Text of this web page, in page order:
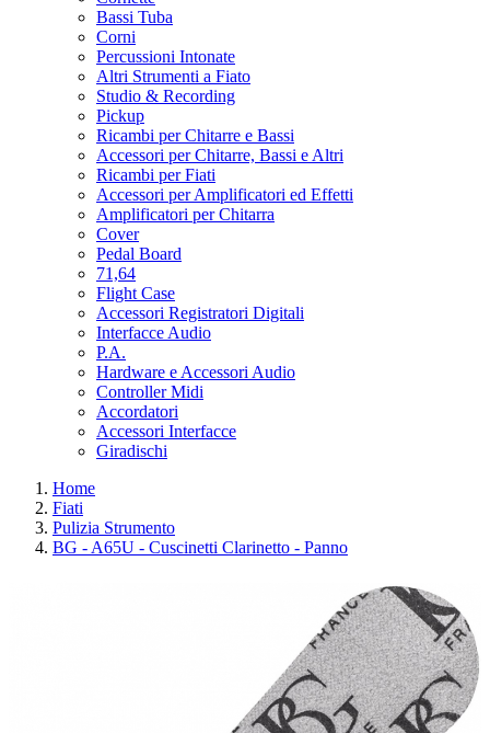
Bassi Tuba
Corni
Percussioni Intonate
Altri Strumenti a Fiato
Studio & Recording
Pickup
Ricambi per Chitarre e Bassi
Accessori per Chitarre, Bassi e Altri
Ricambi per Fiati
Accessori per Amplificatori ed Effetti
Amplificatori per Chitarra
Cover
Pedal Board
71,64
Flight Case
Accessori Registratori Digitali
Interfacce Audio
P.A.
Hardware e Accessori Audio
Controller Midi
Accordatori
Accessori Interfacce
Giradischi
Home
Fiati
Pulizia Strumento
BG - A65U - Cuscinetti Clarinetto - Panno